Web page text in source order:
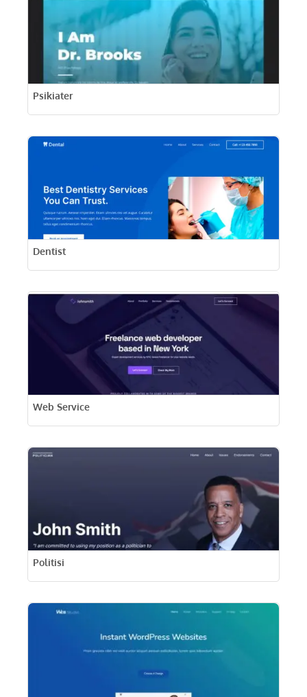
Psikiater
Dentist
Web Service
Politisi